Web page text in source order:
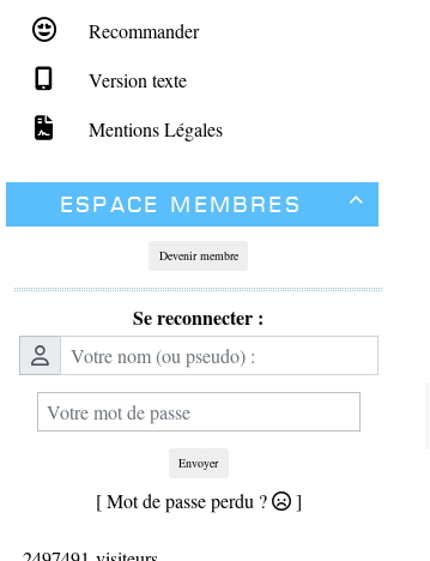
Recommander
Version texte
Mentions Légales

Espace membres
Devenir membre
Se reconnecter :
Envoyer
[ Mot de passe perdu ? ]